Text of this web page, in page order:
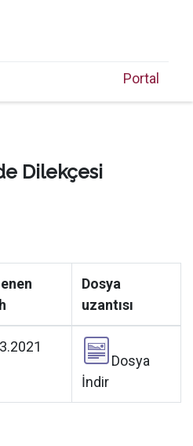
Portal
Dilekçesi
Dosya
uzantısı
Dosya
İndir